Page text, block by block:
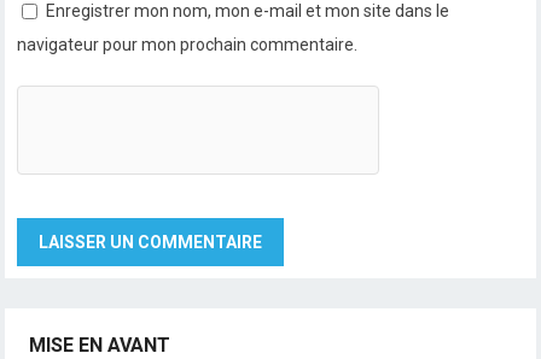
Enregistrer mon nom, mon e-mail et mon site dans le
navigateur pour mon prochain commentaire.
MISE EN AVANT